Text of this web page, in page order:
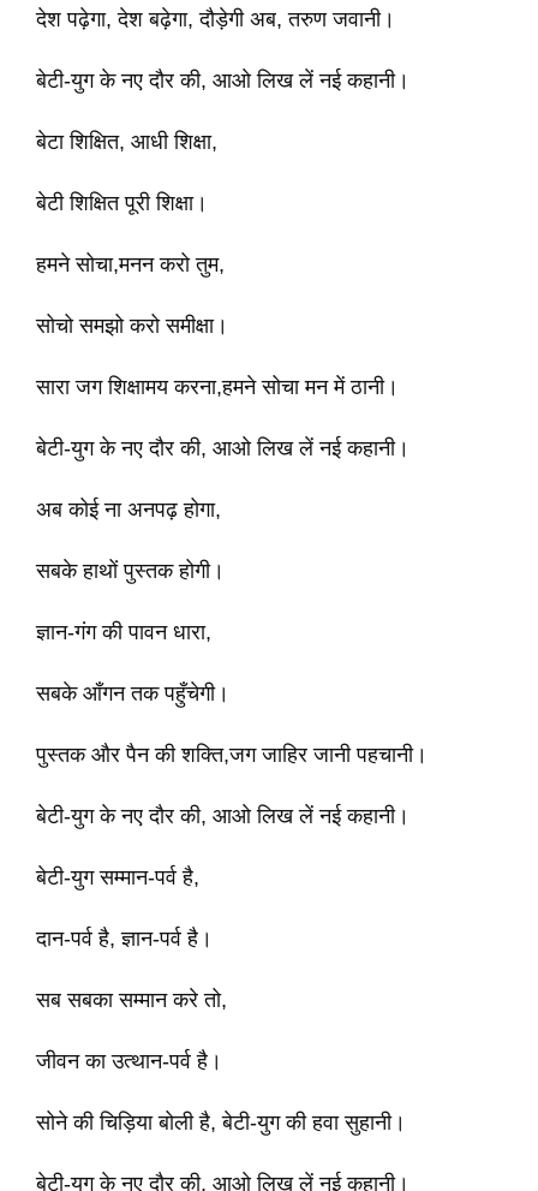
देश पढ़ेगा, देश बढ़ेगा, दौड़ेगी अब, तरुण जवानी।
बेटी-युग के नए दौर की, आओ लिख लें नई कहानी।
बेटा शिक्षित, आधी शिक्षा,
बेटी शिक्षित पूरी शिक्षा।
हमने सोचा,मनन करो तुम,
सोचो समझो करो समीक्षा।
सारा जग शिक्षामय करना,हमने सोचा मन में ठानी।
बेटी-युग के नए दौर की, आओ लिख लें नई कहानी।
अब कोई ना अनपढ़ होगा,
सबके हाथों पुस्तक होगी।
ज्ञान-गंग की पावन धारा,
सबके आँगन तक पहुँचेगी।
पुस्तक और पैन की शक्ति,जग जाहिर जानी पहचानी।
बेटी-युग के नए दौर की, आओ लिख लें नई कहानी।
बेटी-युग सम्मान-पर्व है,
दान-पर्व है, ज्ञान-पर्व है।
सब सबका सम्मान करे तो,
जीवन का उत्थान-पर्व है।
सोने की चिड़िया बोली है, बेटी-युग की हवा सुहानी।
बेटी-युग के नए दौर की, आओ लिख लें नई कहानी।